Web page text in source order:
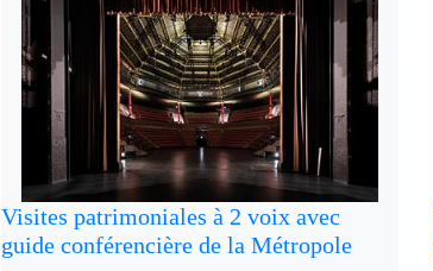
Visites patrimoniales à 2 voix avec
guide conférencière de la Métropole